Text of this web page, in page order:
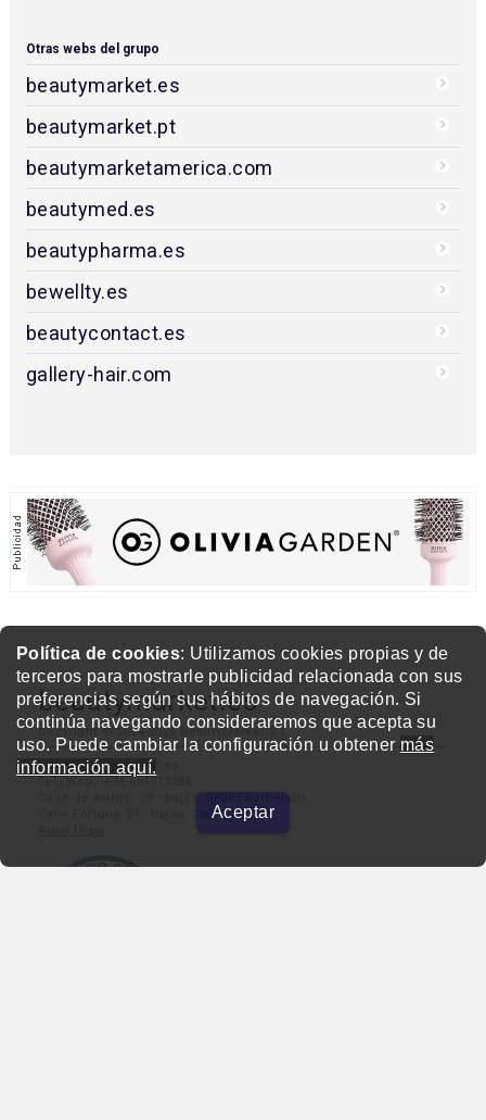
Política de cookies: Utilizamos cookies propias y de
terceros para mostrarle publicidad relacionada con sus
preferencias según sus hábitos de navegación. Si
continúa navegando consideraremos que acepta su
uso. Puede cambiar la configuración u obtener más
información aquí.
Aceptar
Otras webs del grupo
beautymarket.es
beautymarket.pt
beautymarketamerica.com
beautymed.es
beautypharma.es
bewellty.es
beautycontact.es
gallery-hair.com
beautymarket.es
Copyright © 2004-2026 BeautyMarket S.L.
info@beautymarket.es
Calle de Avinyó, 29 - bajos. 08002 Barcelona
Calle Fortuny, 51 - bajos. 28010 Madrid